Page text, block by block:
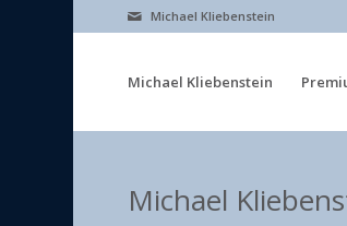
Michael Kliebenstein
Michael Kliebenstein
Michael